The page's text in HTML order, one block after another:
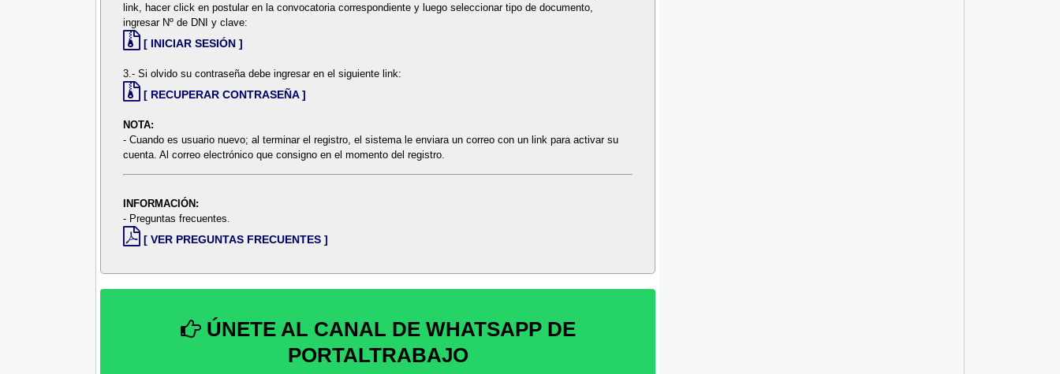
link, hacer click en postular en la convocatoria correspondiente y luego seleccionar tipo de documento,
ingresar Nº de DNI y clave:
[ INICIAR SESIÓN ]
3.- Si olvido su contraseña debe ingresar en el siguiente link:
[ RECUPERAR CONTRASEÑA ]
NOTA:
- Cuando es usuario nuevo; al terminar el registro, el sistema le enviara un correo con un link para activar su
cuenta. Al correo electrónico que consigno en el momento del registro.
INFORMACIÓN:
- Preguntas frecuentes.
[ VER PREGUNTAS FRECUENTES ]
ÚNETE AL CANAL DE WHATSAPP DE
PORTALTRABAJO